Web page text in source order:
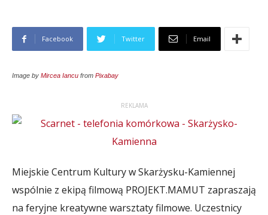
Facebook Twitter Email
Image by Mircea Iancu from Pixabay
REKLAMA
Miejskie Centrum Kultury w Skarżysku-Kamiennej
wspólnie z ekipą filmową PROJEKT.MAMUT zapraszają
na feryjne kreatywne warsztaty filmowe. Uczestnicy